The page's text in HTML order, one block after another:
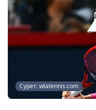
Сурет: wtatennis.com